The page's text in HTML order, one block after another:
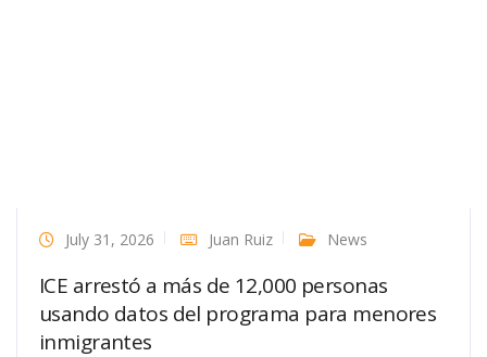
July 31, 2026 Juan Ruiz News
ICE arrestó a más de 12,000 personas
usando datos del programa para menores
inmigrantes